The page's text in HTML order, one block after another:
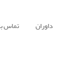
داوران تماس